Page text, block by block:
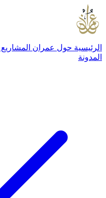
الرئيسية حول عمران المشاريع
المدونة